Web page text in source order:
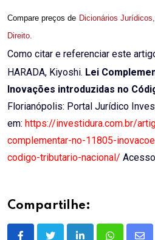
Compare preços de Dicionários Jurídicos,
Direito.
Como citar e referenciar este
HARADA, Kiyoshi. Lei
Inovações introduzidas no
Florianópolis: Portal Jurídico
em: https://investidura.com.br/
complementar-no-11805-
codigo-tributario-nacional/
Compartilhe: